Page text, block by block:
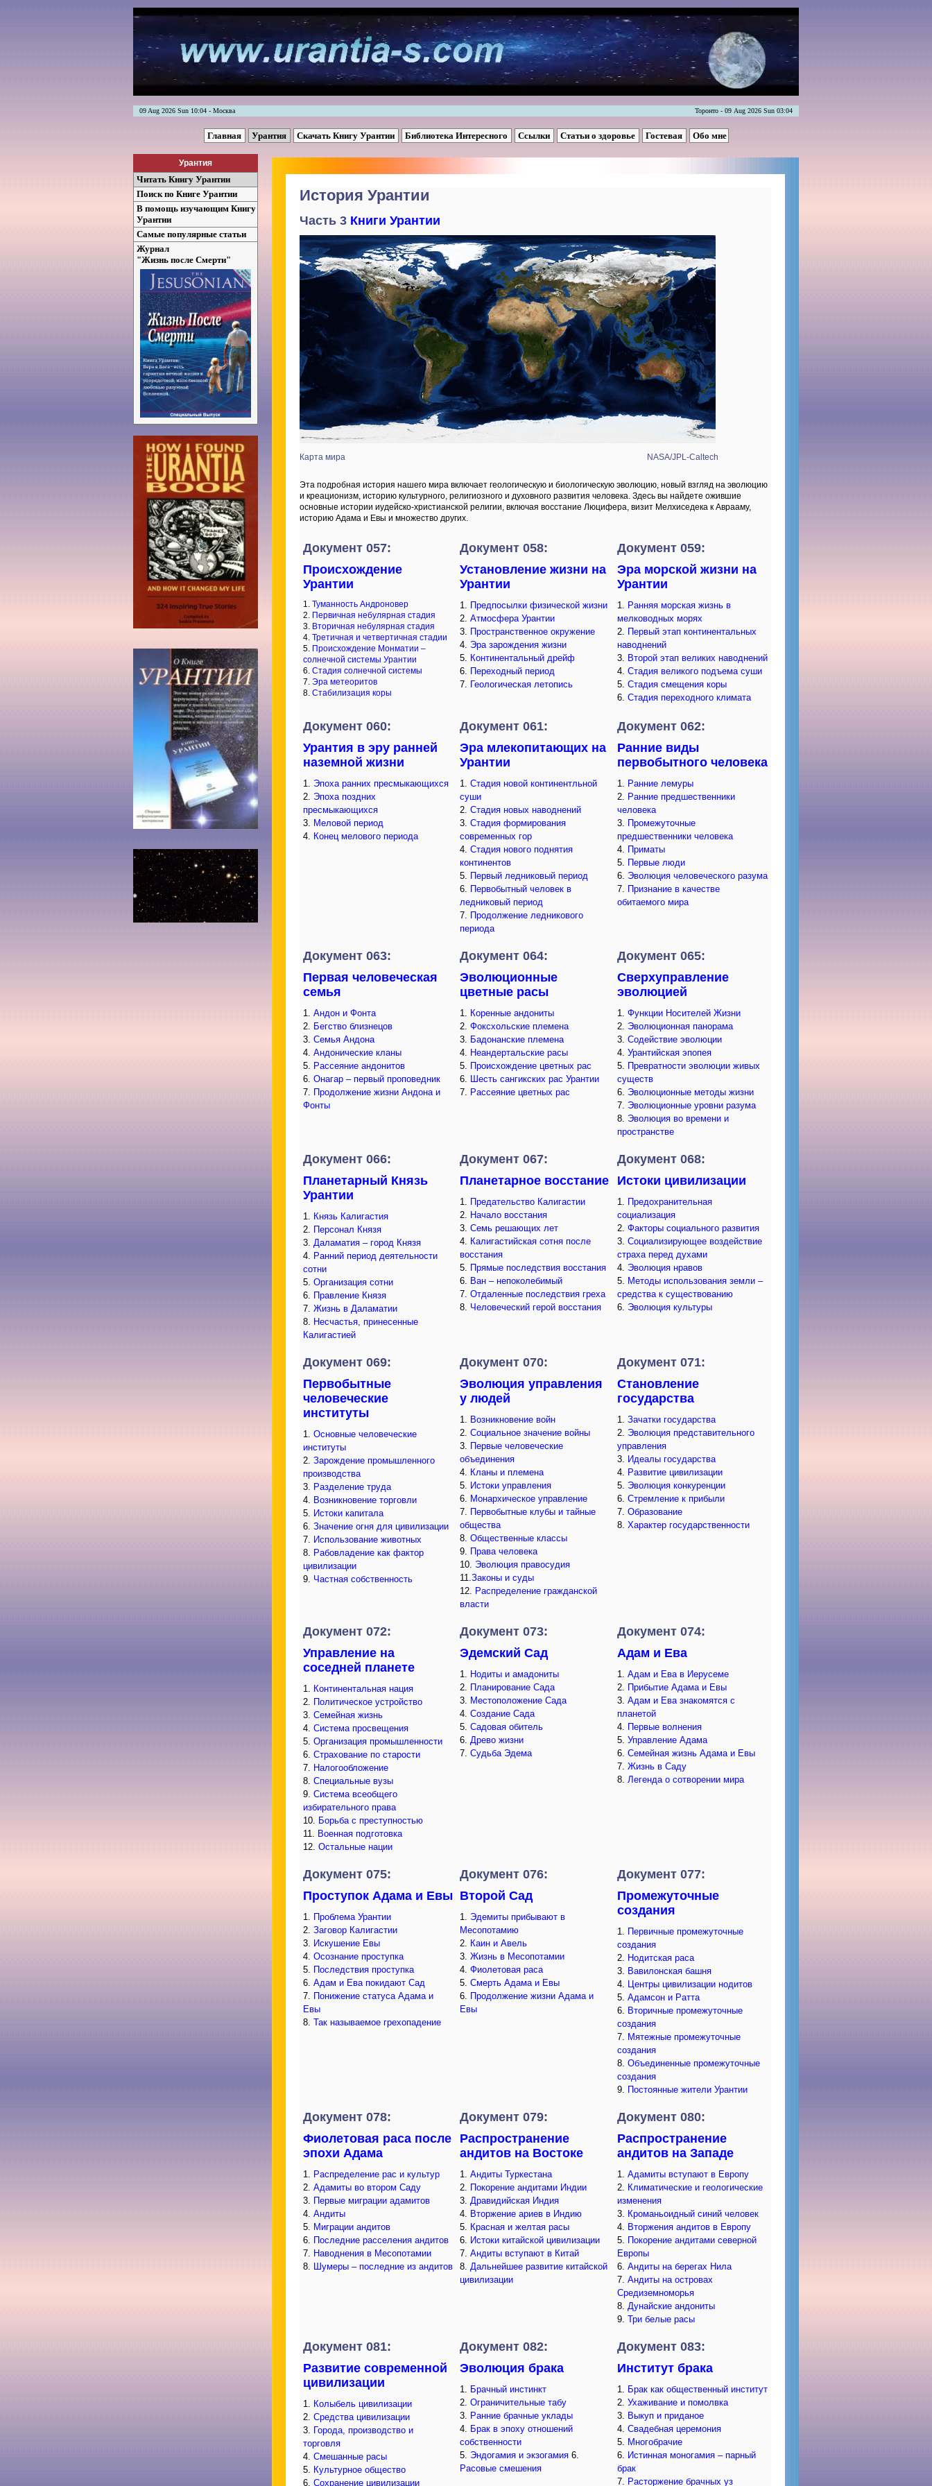
09 Aug 2026 Sun 10:04 - Москва Торонто - 09 Aug 2026 Sun 03:04
Главная Урантия Скачать Книгу Урантии Библиотека Интересного Ссылки Статьи о здоровье Гостевая Обо мне
Урантия
Читать Книгу Урантии
Поиск по Книге Урантии
В помощь изучающим Книгу
Урантии
Самые популярные статьи
Журнал
"Жизнь после Смерти"
История Урантии
Часть 3 Книги Урантии
Карта мира NASA/JPL-Caltech
Эта подробная история нашего мира включает геологическую и биологическую эволюцию, новый взгляд на эволюцию
и креационизм, историю культурного, религиозного и духовного развития человека. Здесь вы найдете ожившие
основные истории иудейско-христианской религии, включая восстание Люцифера, визит Мелхиседека к Аврааму,
историю Адама и Евы и множество других.
Документ 057:
Происхождение
Урантии
1. Туманность Андроновер
2. Первичная небулярная стадия
3. Вторичная небулярная стадия
4. Третичная и четвертичная стадии
5. Происхождение Монматии –
солнечной системы Урантии
6. Стадия солнечной системы
7. Эра метеоритов
8. Стабилизация коры
Документ 058:
Установление жизни на
Урантии
1. Предпосылки физической жизни
2. Атмосфера Урантии
3. Пространственное окружение
4. Эра зарождения жизни
5. Континентальный дрейф
6. Переходный период
7. Геологическая летопись
Документ 059:
Эра морской жизни на
Урантии
1. Ранняя морская жизнь в
мелководных морях
2. Первый этап континентальных
наводнений
3. Второй этап великих наводнений
4. Стадия великого подъема суши
5. Стадия смещения коры
6. Стадия переходного климата
Документ 060:
Урантия в эру ранней
наземной жизни
1. Эпоха ранних пресмыкающихся
2. Эпоха поздних
пресмыкающихся
3. Меловой период
4. Конец мелового периода
Документ 061:
Эра млекопитающих на
Урантии
1. Стадия новой континентльной
суши
2. Стадия новых наводнений
3. Стадия формирования
современных гор
4. Стадия нового поднятия
континентов
5. Первый ледниковый период
6. Первобытный человек в
ледниковый период
7. Продолжение ледникового
периода
Документ 062:
Ранние виды
первобытного человека
1. Ранние лемуры
2. Ранние предшественники
человека
3. Промежуточные
предшественники человека
4. Приматы
5. Первые люди
6. Эволюция человеческого разума
7. Признание в качестве
обитаемого мира
Документ 063:
Первая человеческая
семья
1. Андон и Фонта
2. Бегство близнецов
3. Семья Андона
4. Андонические кланы
5. Рассеяние андонитов
6. Онагар – первый проповедник
7. Продолжение жизни Андона и
Фонты
Документ 064:
Эволюционные
цветные расы
1. Коренные андониты
2. Фоксхольские племена
3. Бадонанские племена
4. Неандертальские расы
5. Происхождение цветных рас
6. Шесть сангикских рас Урантии
7. Рассеяние цветных рас
Документ 065:
Сверхуправление
эволюцией
1. Функции Носителей Жизни
2. Эволюционная панорама
3. Содействие эволюции
4. Урантийская эпопея
5. Превратности эволюции живых
существ
6. Эволюционные методы жизни
7. Эволюционные уровни разума
8. Эволюция во времени и
пространстве
Документ 066:
Планетарный Князь
Урантии
1. Князь Калигастия
2. Персонал Князя
3. Даламатия – город Князя
4. Ранний период деятельности
сотни
5. Организация сотни
6. Правление Князя
7. Жизнь в Даламатии
8. Несчастья, принесенные
Калигастией
Документ 067:
Планетарное восстание
1. Предательство Калигастии
2. Начало восстания
3. Семь решающих лет
4. Калигастийская сотня после
восстания
5. Прямые последствия восстания
6. Ван – непоколебимый
7. Отдаленные последствия греха
8. Человеческий герой восстания
Документ 068:
Истоки цивилизации
1. Предохранительная
социализация
2. Факторы социального развития
3. Социализирующее воздействие
страха перед духами
4. Эволюция нравов
5. Методы использования земли –
средства к существованию
6. Эволюция культуры
Документ 069:
Первобытные
человеческие
институты
1. Основные человеческие
институты
2. Зарождение промышленного
производства
3. Разделение труда
4. Возникновение торговли
5. Истоки капитала
6. Значение огня для цивилизации
7. Использование животных
8. Рабовладение как фактор
цивилизации
9. Частная собственность
Документ 070:
Эволюция управления
у людей
1. Возникновение войн
2. Социальное значение войны
3. Первые человеческие
объединения
4. Кланы и племена
5. Истоки управления
6. Монархическое управление
7. Первобытные клубы и тайные
общества
8. Общественные классы
9. Права человека
10. Эволюция правосудия
11.Законы и суды
12. Распределение гражданской
власти
Документ 071:
Становление
государства
1. Зачатки государства
2. Эволюция представительного
управления
3. Идеалы государства
4. Развитие цивилизации
5. Эволюция конкуренции
6. Стремление к прибыли
7. Образование
8. Характер государственности
Документ 072:
Управление на
соседней планете
1. Континентальная нация
2. Политическое устройство
3. Семейная жизнь
4. Система просвещения
5. Организация промышленности
6. Страхование по старости
7. Налогообложение
8. Специальные вузы
9. Система всеобщего
избирательного права
10. Борьба с преступностью
11. Военная подготовка
12. Остальные нации
Документ 073:
Эдемский Сад
1. Нодиты и амадониты
2. Планирование Сада
3. Местоположение Сада
4. Создание Сада
5. Садовая обитель
6. Древо жизни
7. Судьба Эдема
Документ 074:
Адам и Ева
1. Адам и Ева в Иерусеме
2. Прибытие Адама и Евы
3. Адам и Ева знакомятся с
планетой
4. Первые волнения
5. Управление Адама
6. Семейная жизнь Адама и Евы
7. Жизнь в Саду
8. Легенда о сотворении мира
Документ 075:
Проступок Адама и Евы
1. Проблема Урантии
2. Заговор Калигастии
3. Искушение Евы
4. Осознание проступка
5. Последствия проступка
6. Адам и Ева покидают Сад
7. Понижение статуса Адама и
Евы
8. Так называемое грехопадение
Документ 076:
Второй Сад
1. Эдемиты прибывают в
Месопотамию
2. Каин и Авель
3. Жизнь в Месопотамии
4. Фиолетовая раса
5. Смерть Адама и Евы
6. Продолжение жизни Адама и
Евы
Документ 077:
Промежуточные
создания
1. Первичные промежуточные
создания
2. Нодитская раса
3. Вавилонская башня
4. Центры цивилизации нодитов
5. Адамсон и Ратта
6. Вторичные промежуточные
создания
7. Мятежные промежуточные
создания
8. Объединенные промежуточные
создания
9. Постоянные жители Урантии
Документ 078:
Фиолетовая раса после
эпохи Адама
1. Распределение рас и культур
2. Адамиты во втором Саду
3. Первые миграции адамитов
4. Андиты
5. Миграции андитов
6. Последние расселения андитов
7. Наводнения в Месопотамии
8. Шумеры – последние из андитов
Документ 079:
Распространение
андитов на Востоке
1. Андиты Туркестана
2. Покорение андитами Индии
3. Дравидийская Индия
4. Вторжение ариев в Индию
5. Красная и желтая расы
6. Истоки китайской цивилизации
7. Андиты вступают в Китай
8. Дальнейшее развитие китайской
цивилизации
Документ 080:
Распространение
андитов на Западе
1. Адамиты вступают в Европу
2. Климатические и геологические
изменения
3. Кроманьоидный синий человек
4. Вторжения андитов в Европу
5. Покорение андитами северной
Европы
6. Андиты на берегах Нила
7. Андиты на островах
Средиземноморья
8. Дунайские андониты
9. Три белые расы
Документ 081:
Развитие современной
цивилизации
1. Колыбель цивилизации
2. Средства цивилизации
3. Города, производство и
торговля
4. Смешанные расы
5. Культурное общество
6. Сохранение цивилизации
Документ 082:
Эволюция брака
1. Брачный инстинкт
2. Ограничительные табу
3. Ранние брачные уклады
4. Брак в эпоху отношений
собственности
5. Эндогамия и экзогамия 6.
Расовые смешения
Документ 083:
Институт брака
1. Брак как общественный институт
2. Ухаживание и помолвка
3. Выкуп и приданое
4. Свадебная церемония
5. Многобрачие
6. Истинная моногамия – парный
брак
7. Расторжение брачных уз